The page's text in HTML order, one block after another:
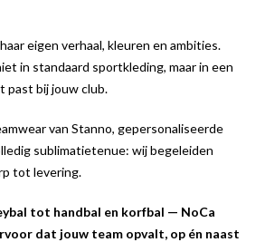
eigen verhaal, kleuren en ambities.
in standaard sportkleding, maar in een
past bij jouw club.
van Stanno, gepersonaliseerde
sublimatietenue: wij begeleiden
tot levering.
tot handbal en korfbal — NoCa
dat jouw team opvalt, op én naast